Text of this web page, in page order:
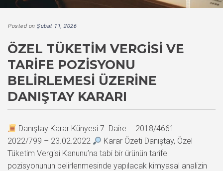
Posted on Şubat 11, 2026
ÖZEL TÜKETIM VERGISI VE
TARIFE POZISYONU
BELIRLEMESI ÜZERINE
DANIŞTAY KARARI
Danıştay Karar Künyesi 7. Daire – 2018/4661 –
2022/799 – 23.02.2022
Karar Özeti Danıştay, Özel
Tüketim Vergisi Kanunu’na tabi bir ürünün tarife
pozisyonunun belirlenmesinde yapılacak kimyasal analizin